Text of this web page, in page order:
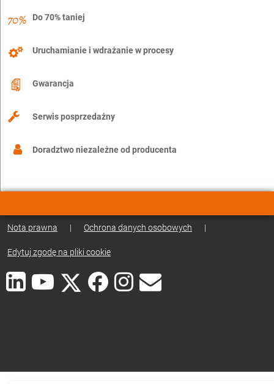
Do 70% taniej
Uruchamianie i wdrażanie w procesy
Gwarancja
Serwis posprzedażny
Doradztwo niezależne od producenta
Nota prawna | Ochrona danych osobowych |
Edytuj zgodę na pliki cookie